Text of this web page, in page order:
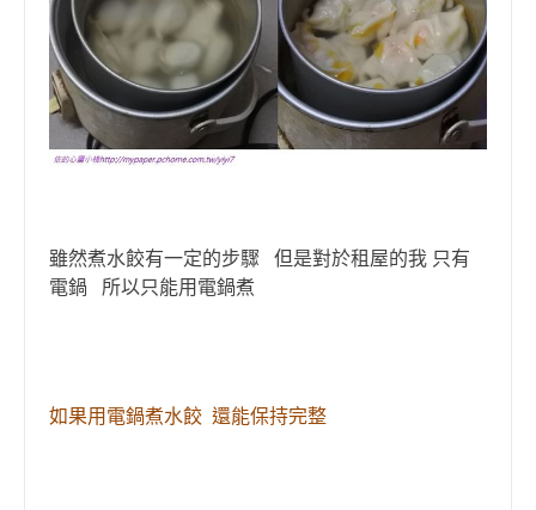
雖然煮水餃有一定的步驟 但是對於租屋的我 只有
電鍋 所以只能用電鍋煮
如果用電鍋煮水餃 還能保持完整